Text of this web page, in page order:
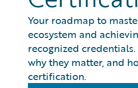
Your roadmap to
ecosystem and
recognized credentials.
why they matter, and
certification.